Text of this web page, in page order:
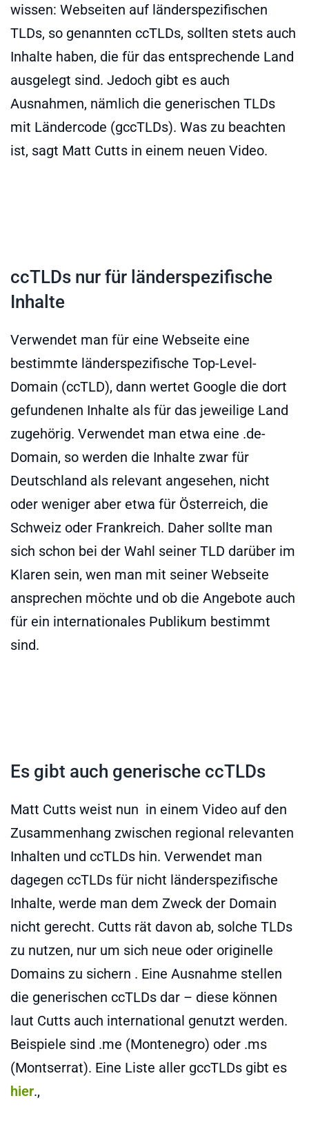
wissen: Webseiten auf länderspezifischen
TLDs, so genannten ccTLDs, sollten stets auch
Inhalte haben, die für das entsprechende Land
ausgelegt sind. Jedoch gibt es auch
Ausnahmen, nämlich die generischen TLDs
mit Ländercode (gccTLDs). Was zu beachten
ist, sagt Matt Cutts in einem neuen Video.
ccTLDs nur für länderspezifische
Inhalte
Verwendet man für eine Webseite eine
bestimmte länderspezifische Top-Level-
Domain (ccTLD), dann wertet Google die dort
gefundenen Inhalte als für das jeweilige Land
zugehörig. Verwendet man etwa eine .de-
Domain, so werden die Inhalte zwar für
Deutschland als relevant angesehen, nicht
oder weniger aber etwa für Österreich, die
Schweiz oder Frankreich. Daher sollte man
sich schon bei der Wahl seiner TLD darüber im
Klaren sein, wen man mit seiner Webseite
ansprechen möchte und ob die Angebote auch
für ein internationales Publikum bestimmt
sind.
Es gibt auch generische ccTLDs
Matt Cutts weist nun in einem Video auf den
Zusammenhang zwischen regional relevanten
Inhalten und ccTLDs hin. Verwendet man
dagegen ccTLDs für nicht länderspezifische
Inhalte, werde man dem Zweck der Domain
nicht gerecht. Cutts rät davon ab, solche TLDs
zu nutzen, nur um sich neue oder originelle
Domains zu sichern . Eine Ausnahme stellen
die generischen ccTLDs dar – diese können
laut Cutts auch international genutzt werden.
Beispiele sind .me (Montenegro) oder .ms
(Montserrat). Eine Liste aller gccTLDs gibt es
hier.,